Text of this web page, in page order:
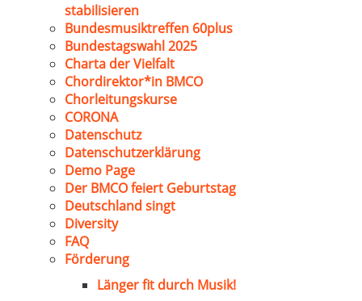
stabilisieren
Bundesmusiktreffen 60plus
Bundestagswahl 2025
Charta der Vielfalt
Chordirektor*in BMCO
Chorleitungskurse
CORONA
Datenschutz
Datenschutzerklärung
Demo Page
Der BMCO feiert Geburtstag
Deutschland singt
Diversity
FAQ
Förderung
Länger fit durch Musik!